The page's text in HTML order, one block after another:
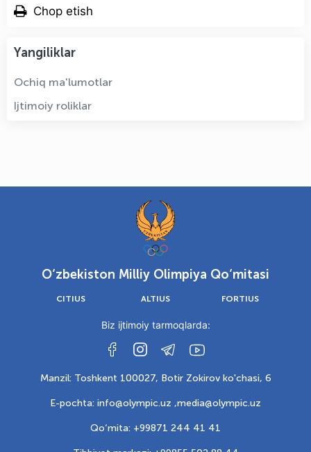
Chop etish
Yangiliklar
Ochiq ma'lumotlar
Ijtimoiy roliklar
O‘zbekiston Milliy Olimpiya Qo‘mitasi
CITIUS ALTIUS FORTIUS
Biz ijtimoiy tarmoqlarda:
Manzil: Toshkent 100027, Botir Zokirov ko'chasi, 6
E-pochta: info@olympic.uz ,media@olympic.uz
Qo‘mita: +99871 244 41 41